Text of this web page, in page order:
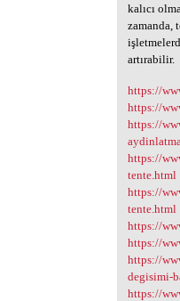
kalıcı
zamanda,
artırabilir.
https://
https://
https://
https://
tente.html
https://
tente.html
https://
https://
https://
degisimi-
https://